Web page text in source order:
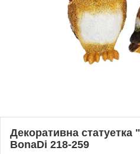
Декоративна
BonaDi 218-259